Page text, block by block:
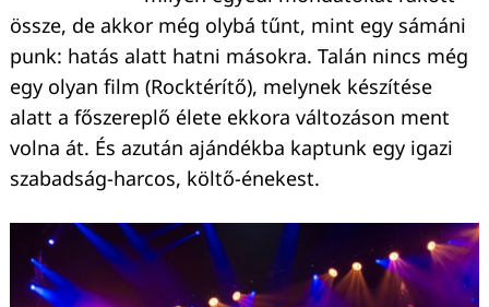
össze, de akkor még olybá tűnt, mint egy sámáni
punk: hatás alatt hatni másokra. Talán nincs még
egy olyan film (Rocktérítő), melynek készítése
alatt a főszereplő élete ekkora változáson ment
volna át. És azután ajándékba kaptunk egy igazi
szabadság-harcos, költő-énekest.